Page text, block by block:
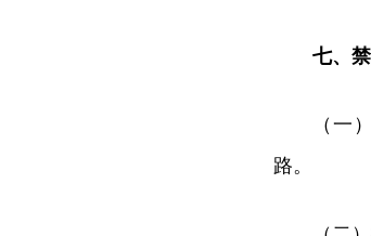
七、
（一
路。